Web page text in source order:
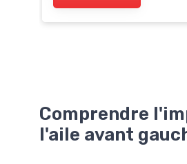
Comprendre
l'aile avant